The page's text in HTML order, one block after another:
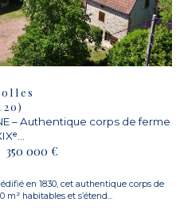
– Authentique corps de ferme
350 000 €
en 1830, cet authentique corps de
habitables et s’étend...